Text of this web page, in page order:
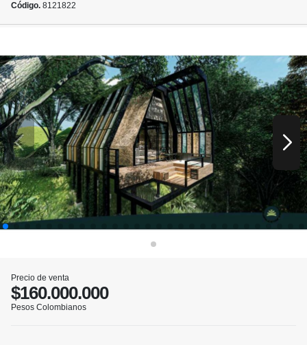
Código. 8121822
Precio de venta
$160.000.000
Pesos Colombianos